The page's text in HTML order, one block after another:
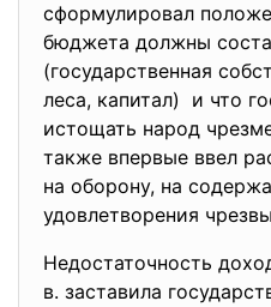
сформулировал
бюджета должны
(государственная
леса, капитал) и что
истощать народ
также впервые ввел
на оборону, на
удовлетворения
Недостаточность
в. заставила